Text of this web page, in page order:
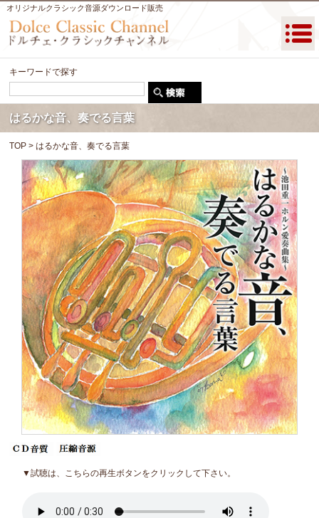
オリジナルクラシック音源ダウンロード販売
キーワードで探す
はるかな音、奏でる言葉
TOP > はるかな音、奏でる言葉
▼試聴は、こちらの再生ボタンをクリックして下さい。